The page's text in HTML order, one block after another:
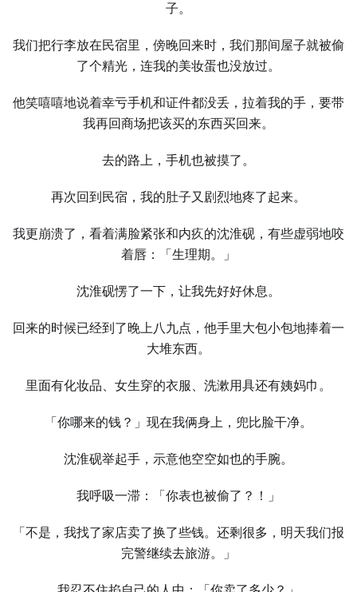
子。
我们把行李放在民宿里，傍晚回来时，我们那间屋子就被偷
了个精光，连我的美妆蛋也没放过。
他笑嘻嘻地说着幸亏手机和证件都没丢，拉着我的手，要带
我再回商场把该买的东西买回来。
去的路上，手机也被摸了。
再次回到民宿，我的肚子又剧烈地疼了起来。
我更崩溃了，看着满脸紧张和内疚的沈淮砚，有些虚弱地咬
着唇：「生理期。」
沈淮砚愣了一下，让我先好好休息。
回来的时候已经到了晚上八九点，他手里大包小包地捧着一
大堆东西。
里面有化妆品、女生穿的衣服、洗漱用具还有姨妈巾。
「你哪来的钱？」现在我俩身上，兜比脸干净。
沈淮砚举起手，示意他空空如也的手腕。
我呼吸一滞：「你表也被偷了？！」
「不是，我找了家店卖了换了些钱。还剩很多，明天我们报
完警继续去旅游。」